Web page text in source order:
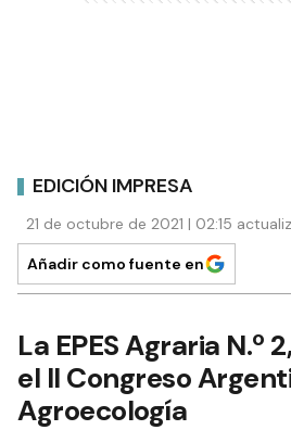
EDICIÓN IMPRESA
21 de octubre de 2021 | 02:15
Añadir como fuente en
La EPES Agraria N.º
el II Congreso
Agroecología